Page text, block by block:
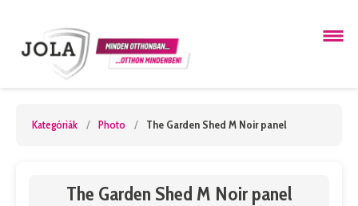
Kategóriák / Photo / The Garden Shed M Noir panel
The Garden Shed M Noir panel